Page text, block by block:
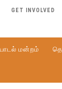
GET INVOLVED
மன்றம்